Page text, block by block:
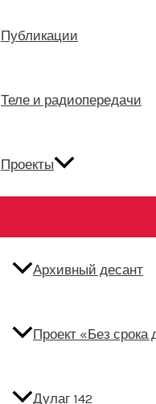
Публикации
Теле и радиопередачи
Проекты
Архивный десант
Проект «Без срока
Дулаг 142